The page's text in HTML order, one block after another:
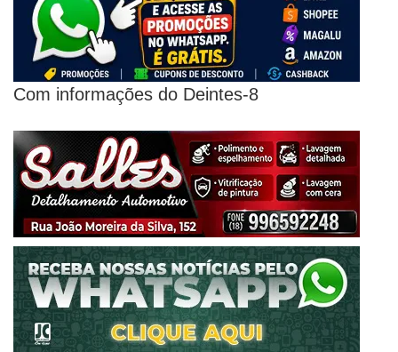
Com informações do Deintes-8